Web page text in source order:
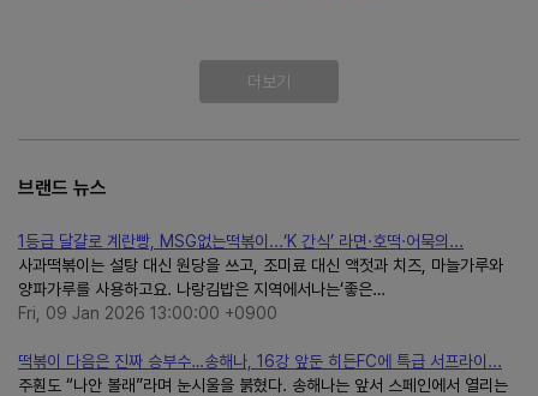
더보기
브랜드 뉴스
1등급 달걀로 계란빵, MSG없는떡볶이...‘K 간식’ 라면·호떡·어묵의...
사과떡볶이는 설탕 대신 원당을 쓰고, 조미료 대신 액젓과 치즈, 마늘가루와
양파가루를 사용하고요. 나랑김밥은 지역에서나는‘좋은…
Fri, 09 Jan 2026 13:00:00 +0900
떡볶이 다음은 진짜 승부수…송해나, 16강 앞둔 히든FC에 특급 서프라이...
주훤도 “나안 볼래”라며 눈시울을 붉혔다. 송해나는 앞서 스페인에서 열리는